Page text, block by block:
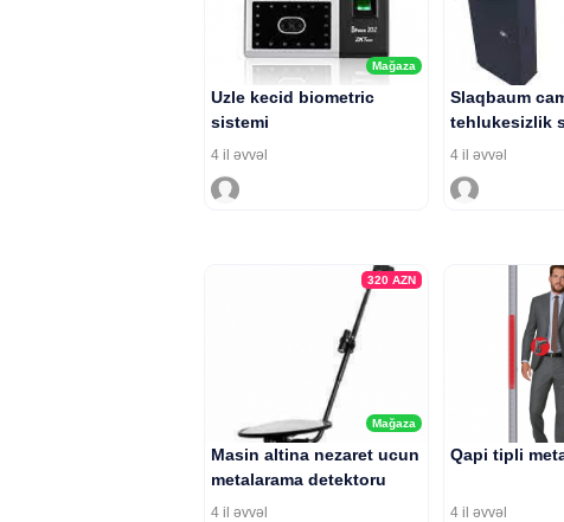
Mağaza
Uzle kecid biometric
sistemi
4 il əvvəl
Slaqbaum
tehlukesizlik
4 il əvvəl
Mağaza
320 AZN
Masin altina nezaret ucun
metalarama detektoru
4 il əvvəl
Qapi tipli
4 il əvvəl